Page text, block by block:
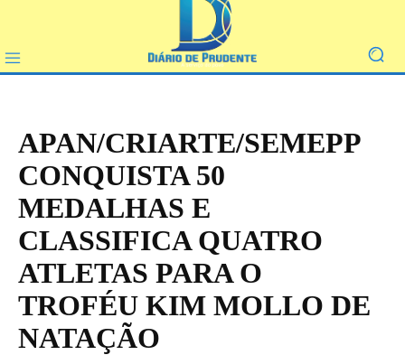
APAN/CRIARTE/SEMEPP
CONQUISTA 50
MEDALHAS E
CLASSIFICA QUATRO
ATLETAS PARA O
TROFÉU KIM MOLLO DE
NATAÇÃO